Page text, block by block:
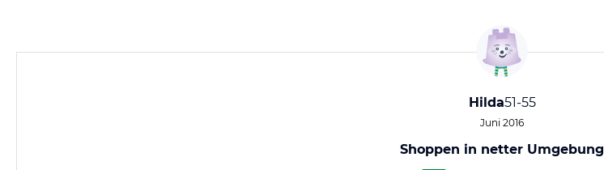
Hilda51-55
Juni 2016
Shoppen in netter Umgebung